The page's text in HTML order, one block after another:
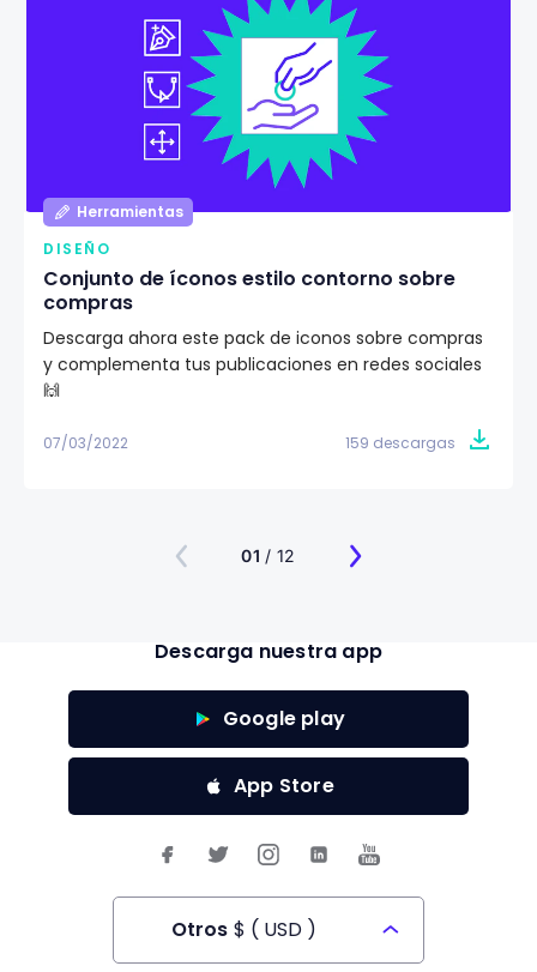
Herramientas
DISEÑO
Conjunto de íconos estilo contorno sobre
compras
Descarga ahora este pack de iconos sobre compras
y complementa tus publicaciones en redes sociales
🙌
07/03/2022 159 descargas
01 / 12
Descarga nuestra app
Google play
App Store
Otros $ ( USD )